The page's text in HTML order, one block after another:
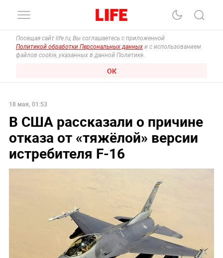
Посещая сайт life.ru, Вы соглашаетесь с приложенной
Политикой обработки Персональных данных и с использованием
файлов cookie, указанных в данной Политике.
ОК
18 мая, 01:53
В США рассказали о причине
отказа от «тяжёлой» версии
истребителя F-16